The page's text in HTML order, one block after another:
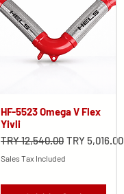
HF-5523 Omega V Flex
Yivli
Regular Price
TRY 12,540.00 Sale Price
TRY 5,016.00
Sales Tax Included